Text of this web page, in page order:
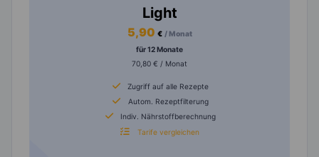
Light
5,90 € / Monat
für 12 Monate
70,80 € / Monat
Zugriff auf alle Rezepte
Autom. Rezeptfilterung
Indiv. Nährstoffberechnung
Tarife vergleichen